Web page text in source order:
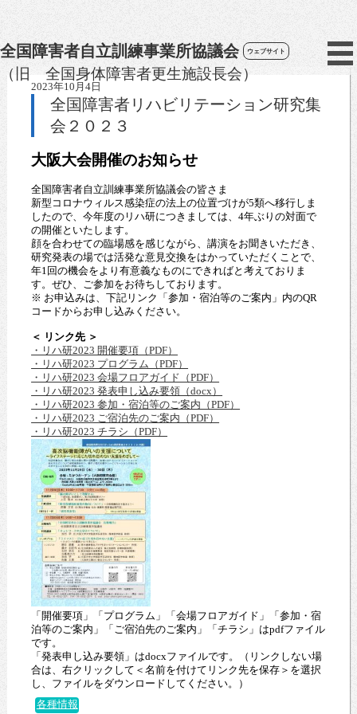
全国障害者自立訓練事業所協議会 ウェブサイト
（旧 全国身体障害者更生施設長会）
2023年10月4日
全国障害者リハビリテーション研究集
会２０２３
大阪大会開催のお知らせ
全国障害者自立訓練事業所協議会の皆さま
新型コロナウィルス感染症の法上の位置づけが5類へ移行しま
したので、今年度のリハ研につきましては、4年ぶりの対面で
の開催といたします。
顔を合わせての臨場感を感じながら、講演をお聞きいただき、
研究発表の場では活発な意見交換をはかっていただくことで、
年1回の機会をより有意義なものにできればと考えておりま
す。ぜひ、ご参加をお待ちしております。
※ お申込みは、下記リンク「参加・宿泊等のご案内」内のQR
コードからお申し込みください。
＜ リンク先 ＞
・リハ研2023 開催要項（PDF）
・リハ研2023 プログラム（PDF）
・リハ研2023 会場フロアガイド（PDF）
・リハ研2023 発表申し込み要領（docx）
・リハ研2023 参加・宿泊等のご案内（PDF）
・リハ研2023 ご宿泊先のご案内（PDF）
・リハ研2023 チラシ（PDF）
「開催要項」「プログラム」「会場フロアガイド」「参加・宿
泊等のご案内」「ご宿泊先のご案内」「チラシ」はpdfファイル
です。
「発表申し込み要領」はdocxファイルです。（リンクしない場
合は、右クリックして＜名前を付けてリンク先を保存＞を選択
し、ファイルをダウンロードしてください。）
各種情報